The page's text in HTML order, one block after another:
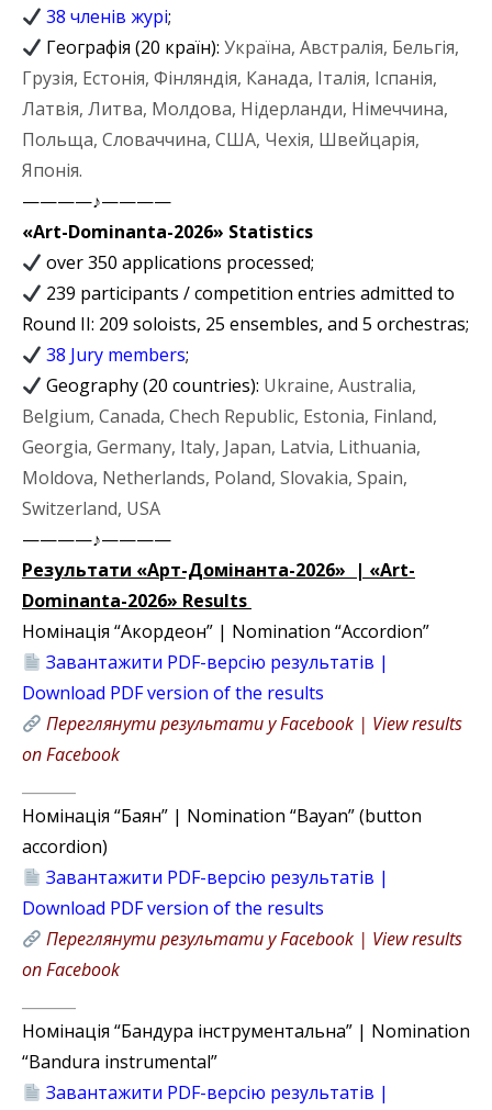
38 членів журі;
Географія (20 країн):Україна, Австралія, Бельгія,
Грузія, Естонія, Фінляндія, Канада, Італія, Іспанія,
Латвія, Литва, Молдова, Нідерланди, Німеччина,
Польща, Словаччина, США, Чехія, Швейцарія,
Японія.
————♪————
«Art-Dominanta-2026» Statistics
over 350 applications processed;
239 participants / competition entries admitted to
Round II: 209 soloists, 25 ensembles, and 5 orchestras;
38 Jury members;
Geography (20 сountries): Ukraine, Australia,
Belgium, Canada, Chech Republic, Estonia, Finland,
Georgia, Germany, Italy, Japan, Latvia, Lithuania,
Moldova, Netherlands, Poland, Slovakia, Spain,
Switzerland, USA
————♪————
Результати «Арт-Домінанта-2026» | «Art-
Dominanta-2026» Results
Номінація “Акордеон” | Nomination “Accordion”
Завантажити PDF-версію результатів |
Download PDF version of the results
Переглянути результати у Facebook | View results
on Facebook
Номінація “Баян” | Nomination “Bayan” (button
accordion)
Завантажити PDF-версію результатів |
Download PDF version of the results
Переглянути результати у Facebook | View results
on Facebook
Номінація “Бандура інструментальна” | Nomination
“Bandura instrumental”
Завантажити PDF-версію результатів |